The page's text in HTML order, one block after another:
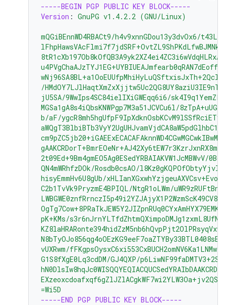
-----BEGIN PGP PUBLIC KEY BLOCK-----
Version : GnuPG v1.4.2.2 (GNU/Linux)
mQGiBEnnWD4RBACt9/h4v9xnnGDou13y3dvOx6/
/
jU5SA/9WwIps4SC84ielIXiGWEqq6i6/
MGSa1gA8s4iQbsKNWPgp7M3a51JCVCu6l/
b/aF/
2t09Ed+9Bm4gmEO5Ag0ESedYRBAIAKVW1JcMBWvV/
QN4mWRhfzDOk/Rosdb0csAO/
hisyEmmHv6U8gUb/
C2b1TvVk9PryzmE4BPIQL/NtgR1oLWm/
pK+KMs/
vUXRwm/
G1S8fXgE0Lq3cdDM/GJ4QXP/
=Wi5D
-----END PGP PUBLIC KEY BLOCK-----